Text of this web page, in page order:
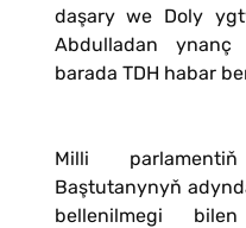
daşary we Doly
Abdulladan
barada TDH habar
Milli
Baştutanynyň
bellenilmegi